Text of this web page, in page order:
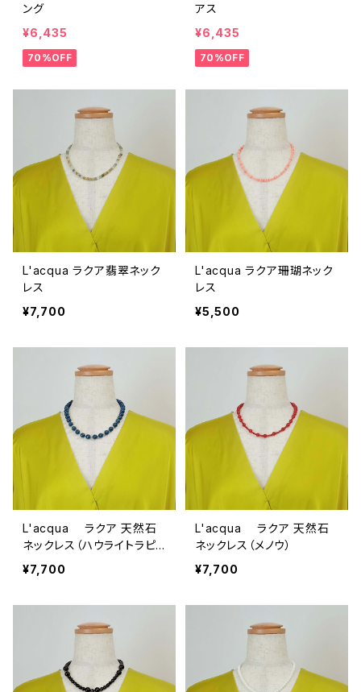
ング
¥6,435
70%OFF
アス
¥6,435
70%OFF
L'acqua ラクア翡翠ネック
レス
¥7,700
L'acqua ラクア珊瑚ネック
レス
¥5,500
L'acqua ラクア 天然石
ネックレス（ハウライトラピ
ス）
¥7,700
L'acqua ラクア 天然石
ネックレス（メノウ）
¥7,700